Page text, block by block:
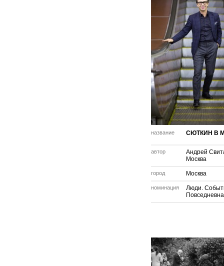
название СЮТКИН В
автор
Андрей
Москва
город Москва
номинация
Люди.